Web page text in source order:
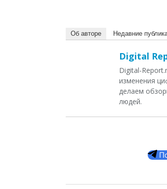
Об авторе Недавние
Digital
Digital-
изменения
делаем
людей.